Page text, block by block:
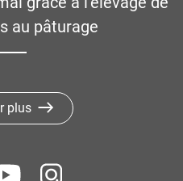
au pâturage
plus